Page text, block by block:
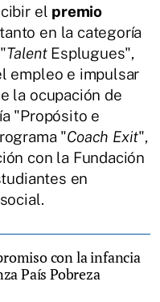
el premio
tanto en la categoría
TalentEsplugues",
empleo e impulsar
la ocupación de
"Propósito e
"Coach Exit",
con la Fundación
en
con la infancia
País Pobreza